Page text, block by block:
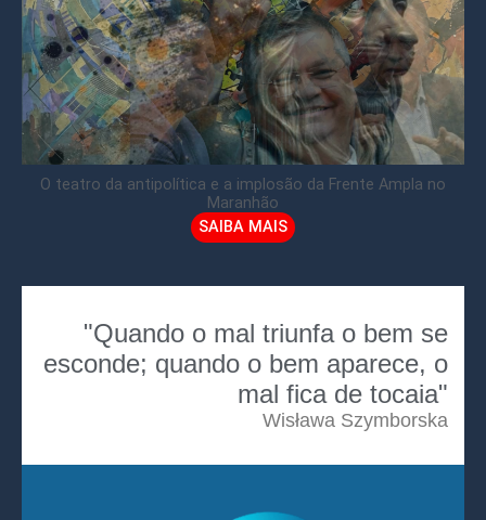
O teatro da antipolítica e a implosão da Frente Ampla no
Maranhão
SAIBA MAIS
"Quando o mal triunfa o bem se
esconde; quando o bem aparece, o
mal fica de tocaia"
Wisława Szymborska